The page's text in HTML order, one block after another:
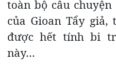
toàn bộ câu
của Gioan Tẩy
được hết tính bi
này…